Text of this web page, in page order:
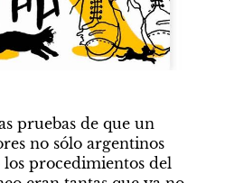
pruebas de que un
no sólo argentinos
los procedimientos del